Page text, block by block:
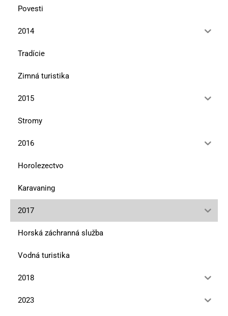
Povesti
2014
Tradície
Zimná turistika
2015
Stromy
2016
Horolezectvo
Karavaning
2017
Horská záchranná služba
Vodná turistika
2018
2023